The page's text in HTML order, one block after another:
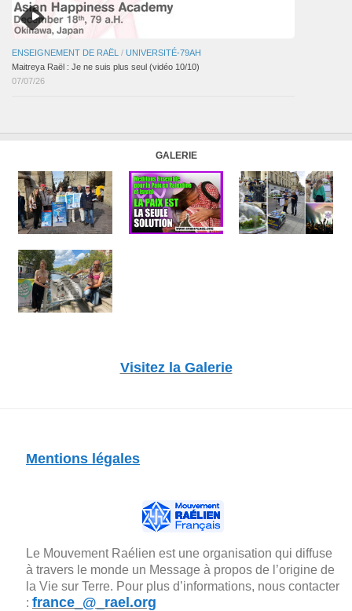
ENSEIGNEMENT DE RAËL / UNIVERSITÉ-79AH
Maitreya Raël : Je ne suis plus seul (vidéo 10/10)
07/07/26
GALERIE
Visitez la Galerie
Mentions légales
Le Mouvement Raélien est une organisation qui diffuse
à travers le monde un Message à propos de l’origine de
la Vie sur Terre. Pour plus d’informations, nous contacter
: france_@_rael.org